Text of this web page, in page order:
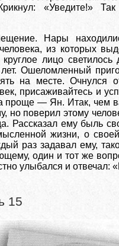
«Уведите!» Так
Нары
из которых
лицо светилось
Ошеломленный
на месте. Очнулся
присаживайтесь и
— Ян. Итак, чем
но поверил этому
Рассказал ему быль
жизни, о
раз задавал ему,
один и тот же
улыбался и отвечал:
15